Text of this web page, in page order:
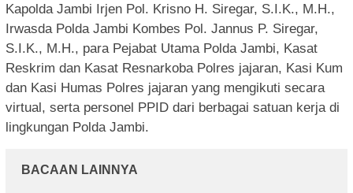
Kapolda Jambi Irjen Pol. Krisno H. Siregar, S.I.K., M.H.,
Irwasda Polda Jambi Kombes Pol. Jannus P. Siregar,
S.I.K., M.H., para Pejabat Utama Polda Jambi, Kasat
Reskrim dan Kasat Resnarkoba Polres jajaran, Kasi Kum
dan Kasi Humas Polres jajaran yang mengikuti secara
virtual, serta personel PPID dari berbagai satuan kerja di
lingkungan Polda Jambi.
BACAAN LAINNYA